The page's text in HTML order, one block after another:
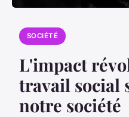
SOCIÉTÉ
L'impact
travail social
notre société